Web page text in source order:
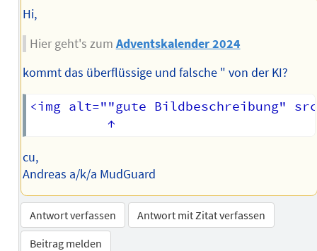
Hi,
Hier geht's zum Adventskalender 2024
kommt das überflüssige und falsche " von der KI?
<img alt=""gute Bildbeschreibung"
cu,
Andreas a/k/a MudGuard
Antwort verfassen
Antwort mit Zitat verfassen
Beitrag melden